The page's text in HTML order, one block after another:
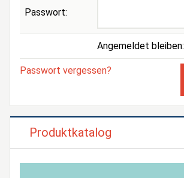
Passwort:
Angemeldet bleiben:
Passwort vergessen?
Produktkatalog